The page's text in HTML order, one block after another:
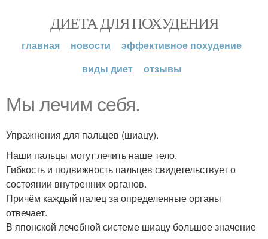
ДИЕТА ДЛЯ ПОХУДЕНИЯ
главная новости
эффективное похудение
виды диет
отзывы
Мы лечим себя.
Упражнения для пальцев (шиацу).
Наши пальцы могут лечить наше тело.
Гибкость и подвижность пальцев свидетельствует о
состоянии внутренних органов.
Причём каждый палец за определенные органы
отвечает.
В японской лечебной системе шиацу большое значение